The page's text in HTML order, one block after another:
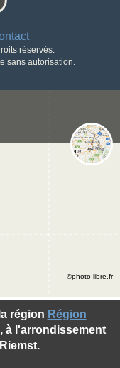
réservés.
sans autorisation.
région Région
, à l'arrondissement
©photo-libre.fr